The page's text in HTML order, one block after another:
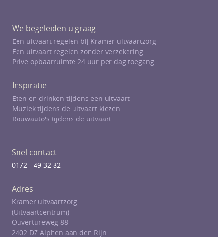
We begeleiden u graag
Een uitvaart regelen bij Kramer uitvaartzorg
Een uitvaart regelen zonder verzekering
Prive opbaarruimte 24 uur per dag toegang
Inspiratie
Eten en drinken tijdens een uitvaart
Muziek tijdens de uitvaart kiezen
Rouwauto's tijdens de uitvaart
Snel contact
0172 - 49 32 82
Adres
Kramer uitvaartzorg
(Uitvaartcentrum)
Ouvertureweg 88
2402 DZ Alphen aan den Rijn